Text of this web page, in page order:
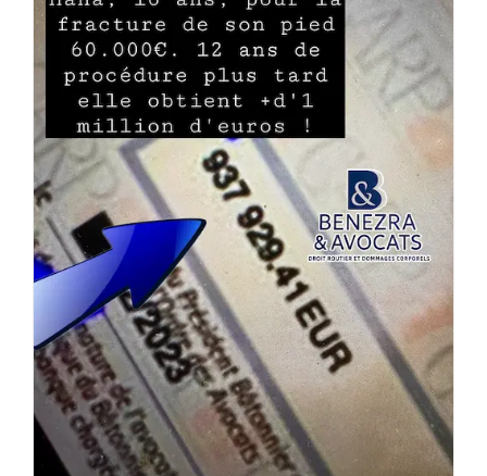
1.000.000 d’euros pour une fracture du pied
d’une jeune victime